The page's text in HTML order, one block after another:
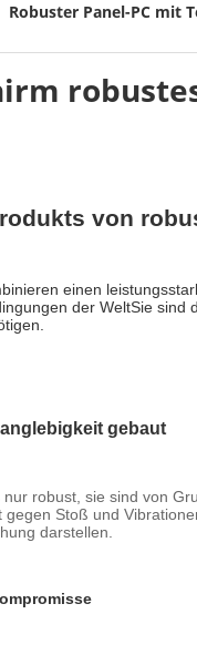
Robuster Panel-PC mit
von
einen
der WeltSie
gebaut
robust, sie sind von
Stoß und
darstellen.